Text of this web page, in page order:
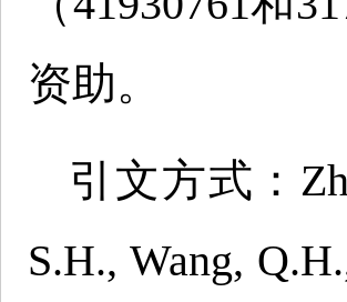
资助。
引文方式：
S.H., Wang,